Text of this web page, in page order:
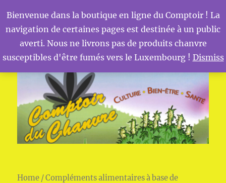
Comptoir du Chanvre
MENU
Home /Compléments alimentaires à base de
Bienvenue dans la boutique en ligne du Comptoir ! La
navigation de certaines pages est destinée à un public
averti. Nous ne livrons pas de produits chanvre
susceptibles d'être fumés vers le Luxembourg ! Dismiss